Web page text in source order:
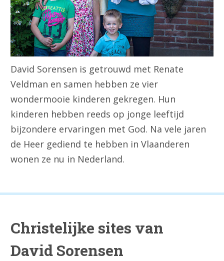
David Sorensen is getrouwd met Renate
Veldman en samen hebben ze vier
wondermooie kinderen gekregen. Hun
kinderen hebben reeds op jonge leeftijd
bijzondere ervaringen met God. Na vele jaren
de Heer gediend te hebben in Vlaanderen
wonen ze nu in Nederland.
Christelijke sites van
David Sorensen